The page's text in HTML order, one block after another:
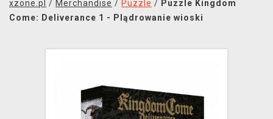
SOUNDTRACKI
xzone.pl / Merchandise / Puzzle / Puzzle Kingdom
Come: Deliverance 1 - Plądrowanie wioski